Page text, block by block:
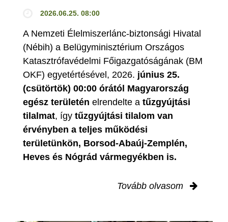
2026.06.25. 08:00
A Nemzeti Élelmiszerlánc-biztonsági Hivatal
(Nébih) a Belügyminisztérium Országos
Katasztrófavédelmi Főigazgatóságának (BM
OKF) egyetértésével, 2026. június 25.
(csütörtök) 00:00 órától Magyarország
egész területén elrendelte a tűzgyújtási
tilalmat, így tűzgyújtási tilalom van
érvényben a teljes működési
területünkön, Borsod-Abaúj-Zemplén,
Heves és Nógrád vármegyékben is.
Tovább olvasom